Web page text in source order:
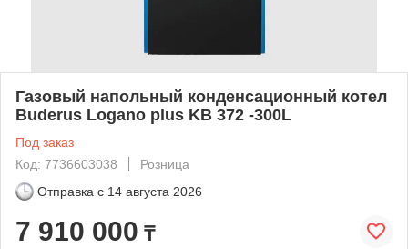
Газовый напольный конденсационный котел
Buderus Logano plus KB 372 -300L
Под заказ
Код: 7736603038
Розница
Отправка с 14 августа 2026
7 910 000 ₸